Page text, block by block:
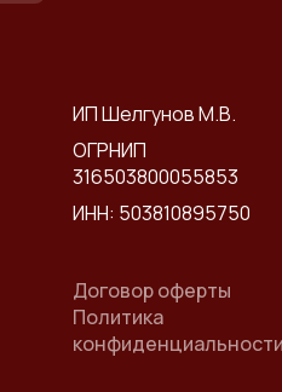
ИП Шелгунов М.В.
ОГРНИП
316503800055853
ИНН: 503810895750
Договор оферты
Политика